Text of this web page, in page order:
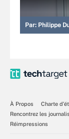
Par: Philippe
À Propos
Charte
Rencontrez les
Réimpressions